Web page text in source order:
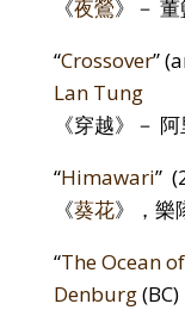
《夜鶯》－ 董
“Crossover”
Lan Tung
《穿越》－
“Himawari”
《葵花》 ，樂
“The Ocean
Denburg(BC)